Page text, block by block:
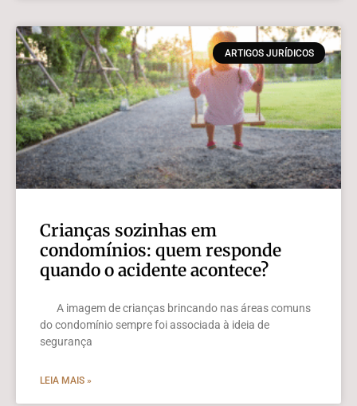
ARTIGOS JURÍDICOS
Crianças sozinhas em
condomínios: quem responde
quando o acidente acontece?
A imagem de crianças brincando nas áreas comuns
do condomínio sempre foi associada à ideia de
segurança
LEIA MAIS »